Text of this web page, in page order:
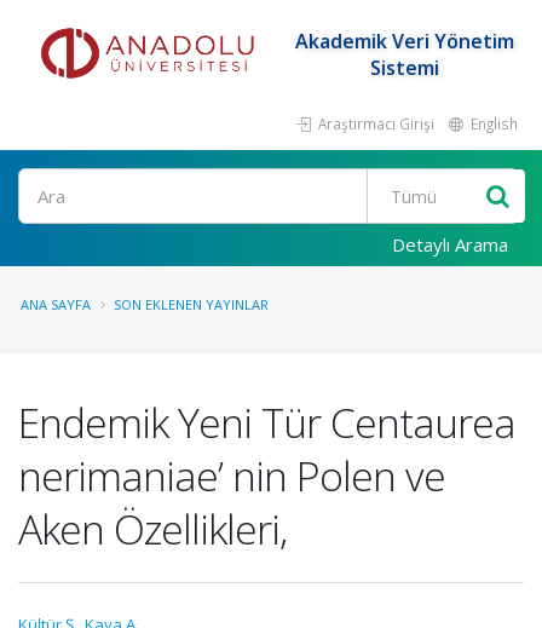
Akademik Veri Yönetim
Sistemi
Araştırmacı Girişi English
Ara
Detaylı Arama
ANA SAYFA SON EKLENEN YAYINLAR
Endemik Yeni Tür Centaurea
nerimaniae’ nin Polen ve
Aken Özellikleri,